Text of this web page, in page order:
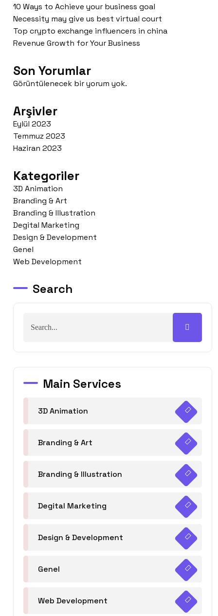
10 Ways to Achieve your business goal
Necessity may give us best virtual court
Top crypto exchange influencers in china
Revenue Growth for Your Business
Son Yorumlar
Görüntülenecek bir yorum yok.
Arşivler
Eylül 2023
Temmuz 2023
Haziran 2023
Kategoriler
3D Animation
Branding & Art
Branding & Illustration
Degital Marketing
Design & Development
Genel
Web Development
Search
Main Services
3D Animation
Branding & Art
Branding & Illustration
Degital Marketing
Design & Development
Genel
Web Development